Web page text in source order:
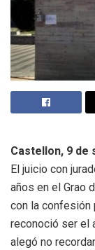
Castellon, 9 de
El juicio con
años en el Grao
con la confesión
reconoció ser el
alegó no